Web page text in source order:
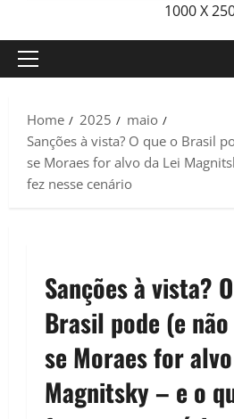
1000 X
Primary
Home
2025
maio
Sanções à vista? O que o Brasil
se Moraes for alvo da Lei
fez nesse cenário
Sanções à vista?
Brasil pode (e
se Moraes for
Magnitsky – e o